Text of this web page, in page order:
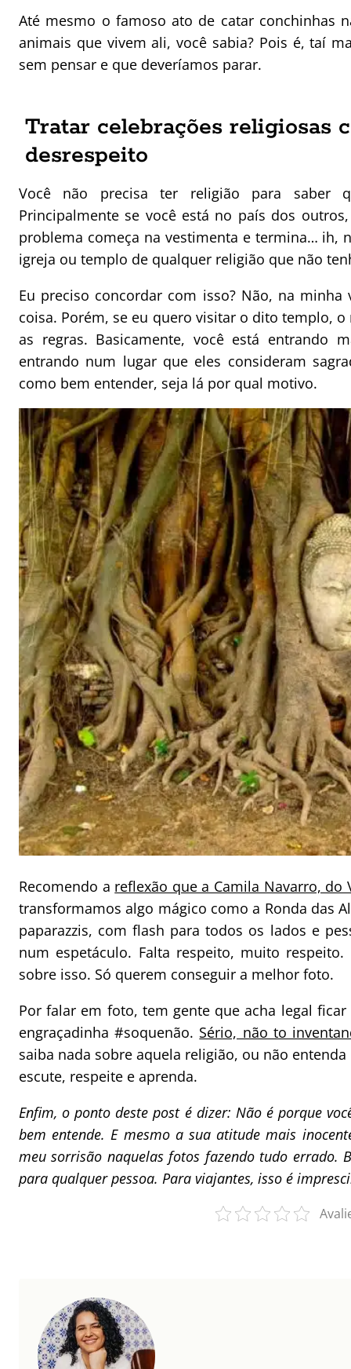
Até mesmo o famoso ato de catar conchinhas
animais que vivem ali, você sabia? Pois é, taí
sem pensar e que deveríamos parar.
Tratar celebrações religiosas
desrespeito
Você não precisa ter religião para saber
Principalmente se você está no país dos
problema começa na vestimenta e termina… ih,
igreja ou templo de qualquer religião que não
Eu preciso concordar com isso? Não, na
coisa. Porém, se eu quero visitar o dito templo,
as regras. Basicamente, você está entrando
entrando num lugar que eles consideram
como bem entender, seja lá por qual motivo.
Recomendo a reflexão que a Camila Navarro, do
transformamos algo mágico como a Ronda das
paparazzis, com flash para todos os lados e
num espetáculo. Falta respeito, muito
sobre isso. Só querem conseguir a melhor foto.
Por falar em foto, tem gente que acha legal
engraçadinha #soquenão. Sério, não to
saiba nada sobre aquela religião, ou não
escute, respeite e aprenda.
Enfim, o ponto deste post é dizer: Não é porque
bem entende. E mesmo a sua atitude mais
meu sorrisão naquelas fotos fazendo tudo errado.
para qualquer pessoa. Para viajantes, isso é